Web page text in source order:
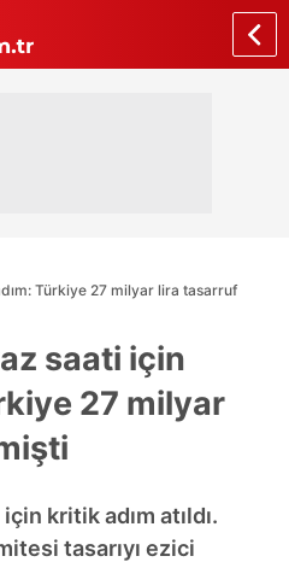
Türkiye 27 milyar lira tasarruf
saati için
27 milyar
için kritik adım atıldı.
tasarıyı ezici